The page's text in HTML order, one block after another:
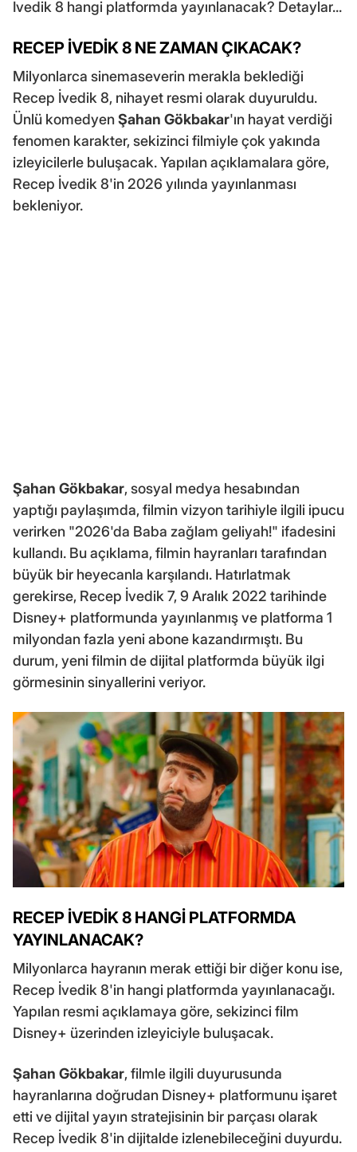
İvedik 8 hangi platformda yayınlanacak? Detaylar...
RECEP İVEDİK 8 NE ZAMAN ÇIKACAK?
Milyonlarca sinemaseverin merakla beklediği
Recep İvedik 8, nihayet resmi olarak duyuruldu.
Ünlü komedyenŞahan Gökbakar'ın hayat verdiği
fenomen karakter, sekizinci filmiyle çok yakında
izleyicilerle buluşacak. Yapılan açıklamalara göre,
Recep İvedik 8'in 2026 yılında yayınlanması
bekleniyor.
Şahan Gökbakar, sosyal medya hesabından
yaptığı paylaşımda, filmin vizyon tarihiyle ilgili ipucu
verirken "2026'da Baba zağlam geliyah!" ifadesini
kullandı. Bu açıklama, filmin hayranları tarafından
büyük bir heyecanla karşılandı. Hatırlatmak
gerekirse, Recep İvedik 7, 9 Aralık 2022 tarihinde
Disney+ platformunda yayınlanmış ve platforma 1
milyondan fazla yeni abone kazandırmıştı. Bu
durum, yeni filmin de dijital platformda büyük ilgi
görmesinin sinyallerini veriyor.
RECEP İVEDİK 8 HANGİ PLATFORMDA
YAYINLANACAK?
Milyonlarca hayranın merak ettiği bir diğer konu ise,
Recep İvedik 8'in hangi platformda yayınlanacağı.
Yapılan resmi açıklamaya göre, sekizinci film
Disney+ üzerinden izleyiciyle buluşacak.
Şahan Gökbakar, filmle ilgili duyurusunda
hayranlarına doğrudan Disney+ platformunu işaret
etti ve dijital yayın stratejisinin bir parçası olarak
Recep İvedik 8'in dijitalde izlenebileceğini duyurdu.